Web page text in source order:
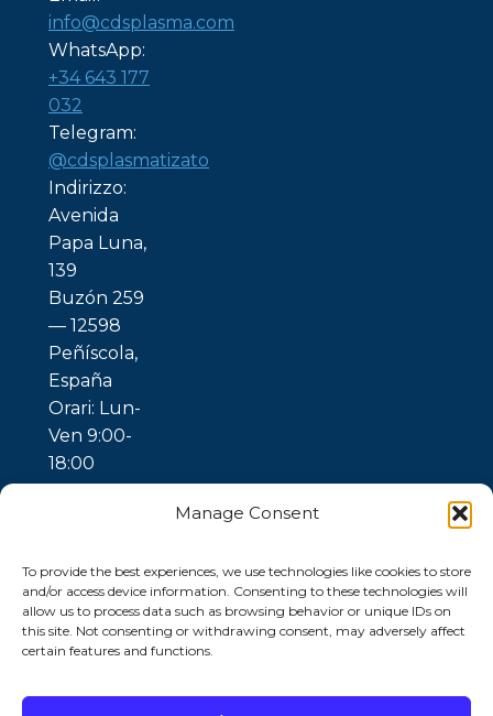
Manage Consent
To provide the best experiences, we use technologies like cookies to store
and/or access device information. Consenting to these technologies will
allow us to process data such as browsing behavior or unique IDs on
this site. Not consenting or withdrawing consent, may adversely affect
certain features and functions.
info@cdsplasma.com
WhatsApp:
+34 643 177
032
Telegram:
@cdsplasmatizato
Indirizzo:
Avenida
Papa Luna,
139
Buzón 259
— 12598
Peñíscola,
España
Orari: Lun-
Ven 9:00-
18:00
© 2026 Ubuntu
Trattamento